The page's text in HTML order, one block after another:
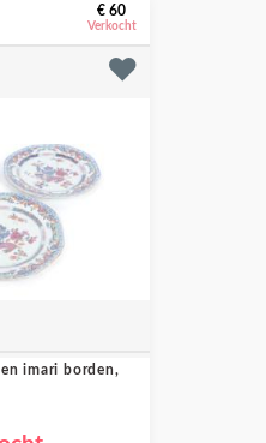
€ 60
Verkocht
imari borden,